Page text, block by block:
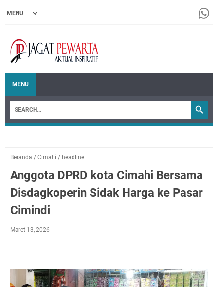
MENU
Beranda / Cimahi / headline
Anggota DPRD kota Cimahi Bersama
Disdagkoperin Sidak Harga ke Pasar
Cimindi
Maret 13, 2026